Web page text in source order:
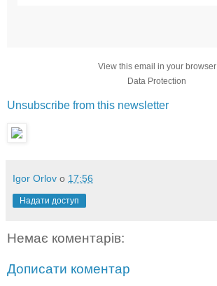
View this email in your browser
Data Protection
Unsubscribe from this newsletter
Igor Orlov о 17:56
Надати доступ
Немає коментарів:
Дописати коментар